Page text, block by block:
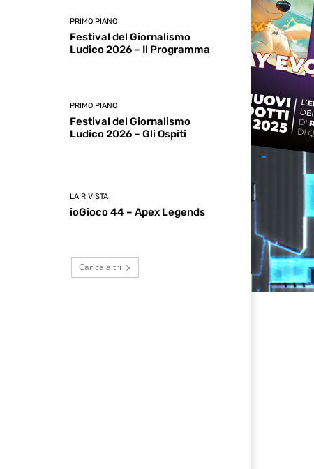
PRIMO PIANO
Festival del Giornalismo
Ludico 2026 – Il Programma
PRIMO PIANO
Festival del Giornalismo
Ludico 2026 – Gli Ospiti
LA RIVISTA
ioGioco 44 – Apex Legends
Carica altri